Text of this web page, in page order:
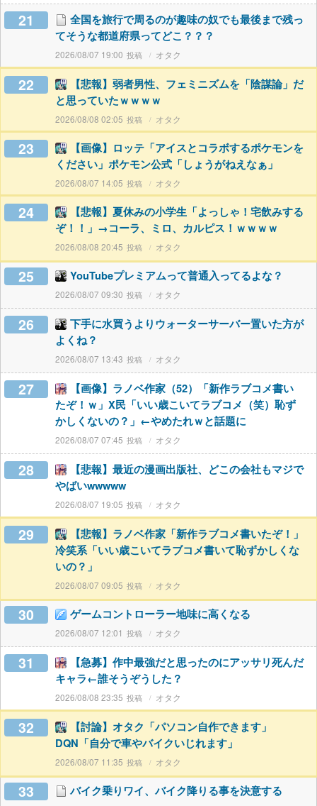
21
全国を旅行で周るのが趣味の奴でも最後まで残っ
てそうな都道府県ってどこ？？？
2026/08/07 19:00 オタク
22
【悲報】弱者男性、フェミニズムを「陰謀論」だ
と思っていたｗｗｗｗ
2026/08/08 02:05 オタク
23
【画像】ロッテ「アイスとコラボするポケモンを
ください」ポケモン公式「しょうがねえなぁ」
2026/08/07 14:05 オタク
24
【悲報】夏休みの小学生「よっしゃ！宅飲みする
ぞ！！」→コーラ、ミロ、カルピス！ｗｗｗｗ
2026/08/08 20:45 オタク
25 YouTubeプレミアムって普通入ってるよな？
2026/08/07 09:30 オタク
26
下手に水買うよりウォーターサーバー置いた方が
よくね？
2026/08/07 13:43 オタク
27
【画像】ラノベ作家（52）「新作ラブコメ書い
たぞ！ｗ」X民「いい歳こいてラブコメ（笑）恥ず
かしくないの？」←やめたれｗと話題に
2026/08/07 07:45 オタク
28
【悲報】最近の漫画出版社、どこの会社もマジで
やばいwwwww
2026/08/07 19:05 オタク
29
【悲報】ラノベ作家「新作ラブコメ書いたぞ！」
冷笑系「いい歳こいてラブコメ書いて恥ずかしくな
いの？」
2026/08/07 09:05 オタク
30 ゲームコントローラー地味に高くなる
2026/08/07 12:01 オタク
31
【急募】作中最強だと思ったのにアッサリ死んだ
キャラ←誰そうぞうした？
2026/08/08 23:35 オタク
32
【討論】オタク「パソコン自作できます」
DQN「自分で車やバイクいじれます」
2026/08/07 11:35 オタク
33 バイク乗りワイ、バイク降りる事を決意する